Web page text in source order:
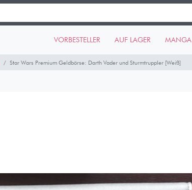
VORBESTELLER AUF LAGER MANGA
Star Wars Premium Geldbörse: Darth Vader und Sturmtruppler [Weiß]